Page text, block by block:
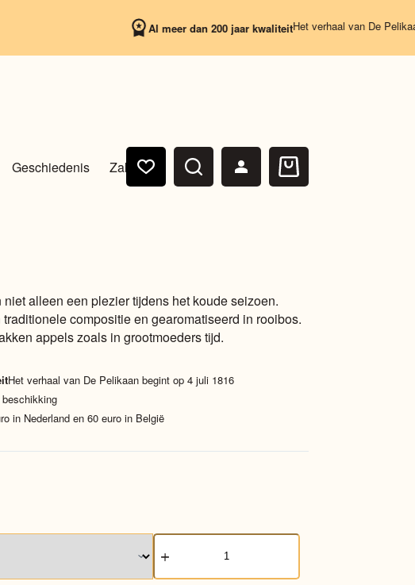
Al meer dan 200 jaar kwaliteitHet verhaal van De Pelikaan
Geschiedenis Zakelijk Winkelwagen
alleen een plezier tijdens het koude seizoen.
compositie en gearomatiseerd in rooibos.
appels zoals in grootmoeders tijd.
Het verhaal van De Pelikaan begint op 4 juli 1816
in Nederland en 60 euro in België
Rooibos
Appelcake
aantal